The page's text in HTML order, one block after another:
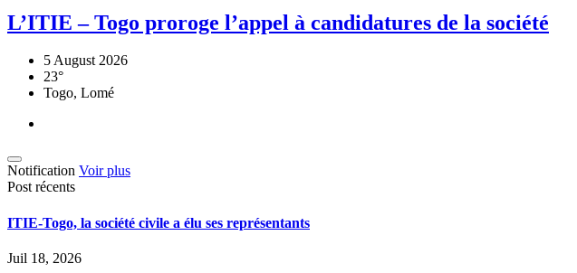
L’ITIE – Togo proroge l’appel à candidatures de la société
5 August 2026
23°
Togo, Lomé
Notification Voir plus
Post récents
ITIE-Togo, la société civile a élu ses représentants
Juil 18, 2026